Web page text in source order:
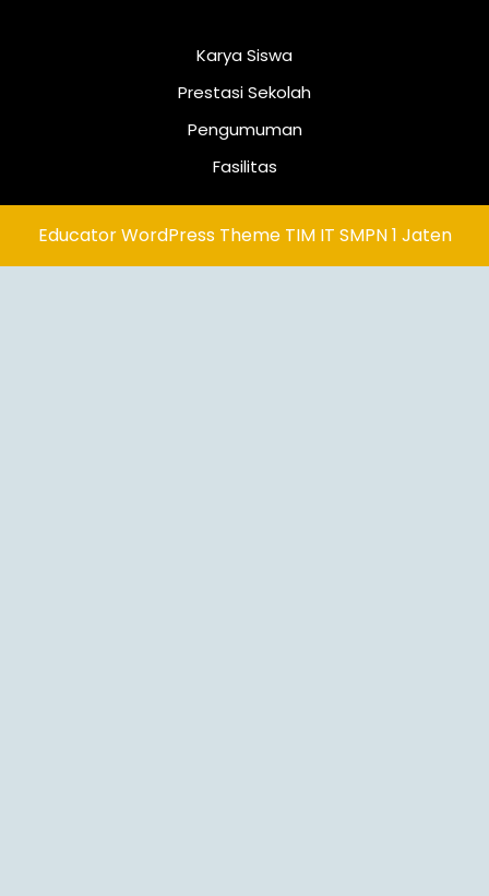
Karya Siswa
Prestasi Sekolah
Pengumuman
Fasilitas
Educator WordPress ThemeTIM IT SMPN 1 Jaten